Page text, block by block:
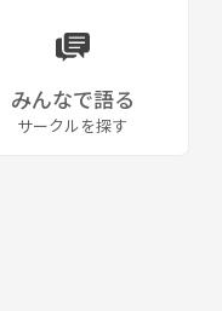
みんなで語る
サークルを探す